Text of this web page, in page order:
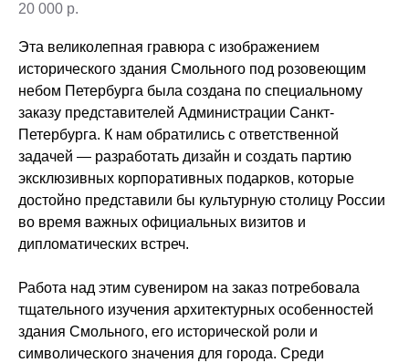
20 000 р.
Эта великолепная гравюра с изображением
исторического здания Смольного под розовеющим
небом Петербурга была создана по специальному
заказу представителей Администрации Санкт-
Петербурга. К нам обратились с ответственной
задачей — разработать дизайн и создать партию
эксклюзивных корпоративных подарков, которые
достойно представили бы культурную столицу России
во время важных официальных визитов и
дипломатических встреч.
Работа над этим сувениром на заказ потребовала
тщательного изучения архитектурных особенностей
здания Смольного, его исторической роли и
символического значения для города. Среди